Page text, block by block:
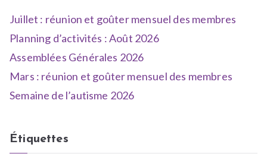
Juillet : réunion et goûter mensuel des membres
Planning d’activités : Août 2026
Assemblées Générales 2026
Mars : réunion et goûter mensuel des membres
Semaine de l’autisme 2026
Étiquettes